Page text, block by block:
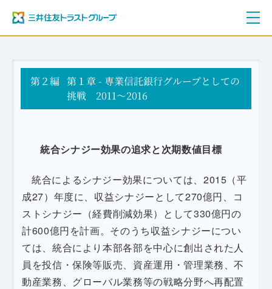
ご挨拶
三井住友トラストグループ100年史
資料編
年表
第２編 第１章 - 専業信託銀行グループとしての
挑戦 2011～2016
統合シナジー効果の追求と次期数値目標
統合によるシナジー効果については、2015（平
成27）年度に、収益シナジーとして270億円、コ
ストシナジー（経費削減効果）として330億円の
計600億円を計画。そのうち収益シナジーについ
ては、統合により本部各部を中心に創出された人
員を投信・保険等販売、資産運用・管理業務、不
動産業務、グローバル業務等の戦略分野へ再配置